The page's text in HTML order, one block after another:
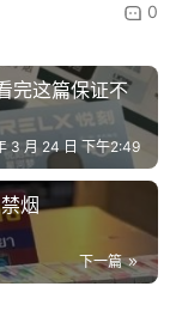
0
完这篇保证不
3 月 24 日 下午2:49
烟
下一篇